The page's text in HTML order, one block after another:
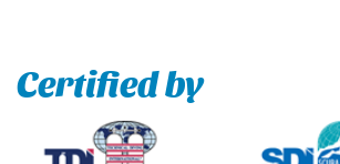
Certified by